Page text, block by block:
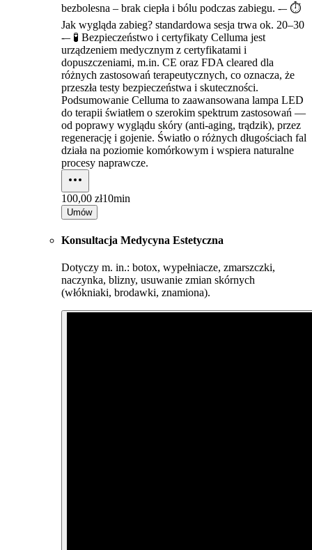
bezbolesna – brak ciepła i bólu podczas zabiegu. -– ⏱️
Jak wygląda zabieg? standardowa sesja trwa ok. 20–30
-– 🧪 Bezpieczeństwo i certyfikaty Celluma jest
urządzeniem medycznym z certyfikatami i
dopuszczeniami, m.in. CE oraz FDA cleared dla
różnych zastosowań terapeutycznych, co oznacza, że
przeszła testy bezpieczeństwa i skuteczności.
Podsumowanie Celluma to zaawansowana lampa LED
do terapii światłem o szerokim spektrum zastosowań —
od poprawy wyglądu skóry (anti-aging, trądzik), przez
regenerację i gojenie. Światło o różnych długościach fal
działa na poziomie komórkowym i wspiera naturalne
procesy naprawcze.
100,00 zł10min
Umów
Konsultacja Medycyna Estetyczna
Dotyczy m. in.: botox, wypełniacze, zmarszczki,
naczynka, blizny, usuwanie zmian skórnych
(włókniaki, brodawki, znamiona).